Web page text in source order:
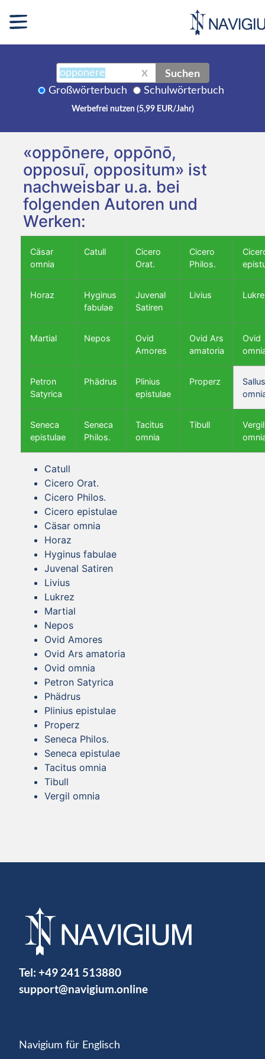
X Suchen
Großwörterbuch Schulwörterbuch
Werbefrei nutzen (5,99 EUR/Jahr)
«oppōnere, oppōnō,
opposuī, oppositum» ist
nachweisbar u.a. bei
folgenden Autoren und
Werken:
Cäsar
omnia
Catull
Cicero
Orat.
Cicero
Philos.
Horaz
Hyginus
fabulae
Juvenal
Satiren
Livius
Martial Nepos
Ovid
Amores
Ovid Ars
amatoria
Ovid
Petron
Satyrica
Phädrus
Plinius
epistulae
Properz
Seneca
epistulae
Seneca
Philos.
Tacitus
omnia
Tibull
Vergil
Catull
Cicero Orat.
Cicero Philos.
Cicero epistulae
Cäsar omnia
Horaz
Hyginus fabulae
Juvenal Satiren
Livius
Lukrez
Martial
Nepos
Ovid Amores
Ovid Ars amatoria
Ovid omnia
Petron Satyrica
Phädrus
Plinius epistulae
Properz
Seneca Philos.
Seneca epistulae
Tacitus omnia
Tibull
Vergil omnia
Tel: +49 241 513880
support@navigium.online
Navigium für Englisch